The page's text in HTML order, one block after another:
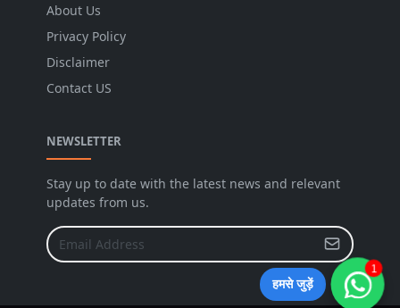
About Us
Privacy Policy
Disclaimer
Contact US
NEWSLETTER
Stay up to date with the latest news and relevant
updates from us.
हमसे जुड़ें
1